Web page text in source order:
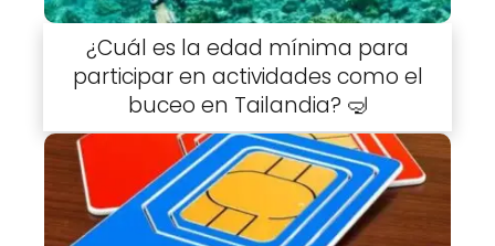
¿Cuál es la edad mínima para
participar en actividades como el
buceo en Tailandia? 🤿